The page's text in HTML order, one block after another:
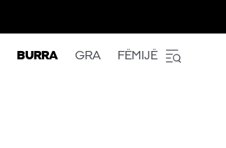
BURRA GRA FËMIJË